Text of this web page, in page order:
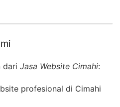
dari Jasa Website Cimahi:
profesional di Cimahi